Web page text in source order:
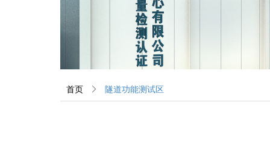
首页 ꁕ 隧道功能测试区